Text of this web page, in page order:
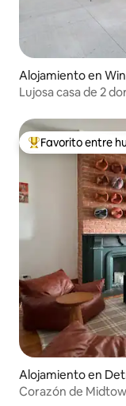
Alojamiento en
Lujosa casa de 2
Favorito entre
Favorito entre
Alojamiento en
Corazón de